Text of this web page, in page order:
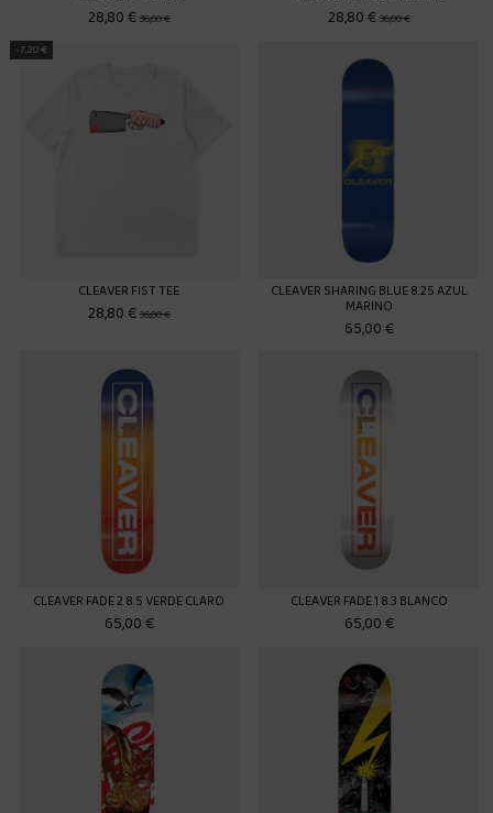
28,80 €36,00 € 28,80 €36,00 €
-7,20 €
CLEAVER FIST TEE
28,80 €36,00 €
CLEAVER SHARING BLUE 8.25 AZUL
MARINO
65,00 €
CLEAVER FADE 2 8.5 VERDE CLARO
65,00 €
CLEAVER FADE 1 8.3 BLANCO
65,00 €